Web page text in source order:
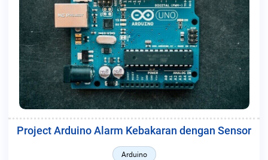
Project Arduino Alarm Kebakaran dengan Sensor
Arduino